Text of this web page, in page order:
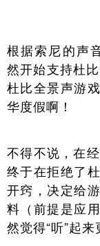
根据索尼的声
然开始支持杜
杜比全景声游
华度假啊！
不得不说，在
终于在拒绝了
开窍，决定给
料（前提是应
然觉得“听”起来